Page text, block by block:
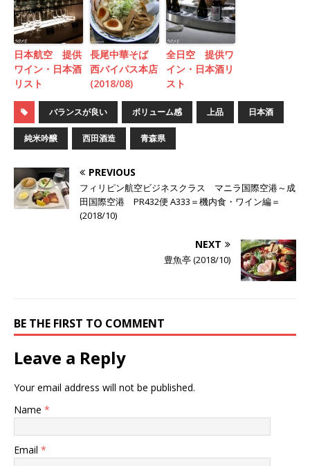
日本航空 提供
ワイン・日本酒
リスト
長尾中華そば
西バイパス本店
(2018/08)
全日空 提供ワ
イン・日本酒リ
スト
バランスが良い ボリューム感 上品 日本酒
純米吟醸 西田酒造 青森県
PREVIOUS
フィリピン航空ビジネスクラス マニラ国際空港～成
田国際空港 PR432便 A333＝機内食・ワイン編＝
(2018/10)
NEXT
豊魚亭 (2018/10)
BE THE FIRST TO COMMENT
Leave a Reply
Your email address will not be published.
Name *
Email *